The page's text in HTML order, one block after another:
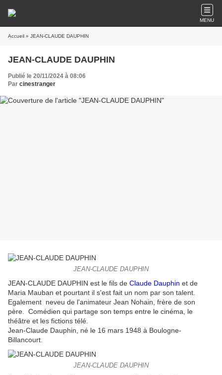
MENU
Accueil » JEAN-CLAUDE DAUPHIN
JEAN-CLAUDE DAUPHIN
Publié le 20/11/2024 à 08:06
Par cinestranger
JEAN-CLAUDE DAUPHIN
JEAN-CLAUDE DAUPHIN est le fils de Claude Dauphin et de
Maria Mauban et pourtant il s'est fait un nom par son talent.
Egalement neveu de l'animateur Jean Nohain, frère de son
père. Comédien qui partage son temps entre le cinéma, le
théâtre et les fictions télé.
Jean-Claude Dauphin, né le 16 mars 1948 à Boulogne-
Billancourt.
JEAN-CLAUDE DAUPHIN